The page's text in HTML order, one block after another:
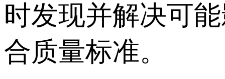
时发现并解决可
合质量标准。